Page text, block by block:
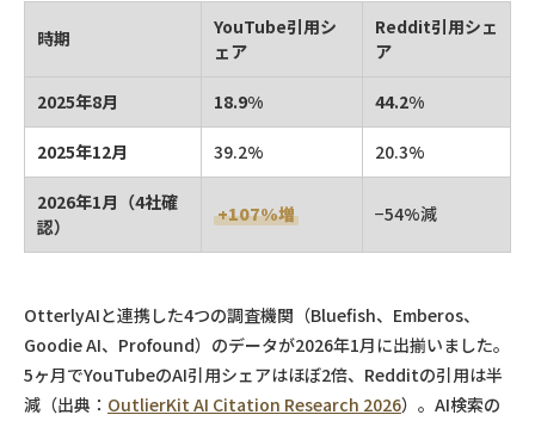
時期
YouTube引用シ
ェア
Reddit引用シェ
ア
2025年8月 18.9% 44.2%
2025年12月 39.2% 20.3%
2026年1月（4社確
認）
+107%増 −54%減
OtterlyAIと連携した4つの調査機関（Bluefish、Emberos、
Goodie AI、Profound）のデータが2026年1月に出揃いました。
5ヶ月でYouTubeのAI引用シェアはほぼ2倍、Redditの引用は半
減（出典： OutlierKit AI Citation Research 2026）。AI検索の